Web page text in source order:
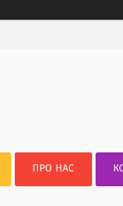
ПРО НАС